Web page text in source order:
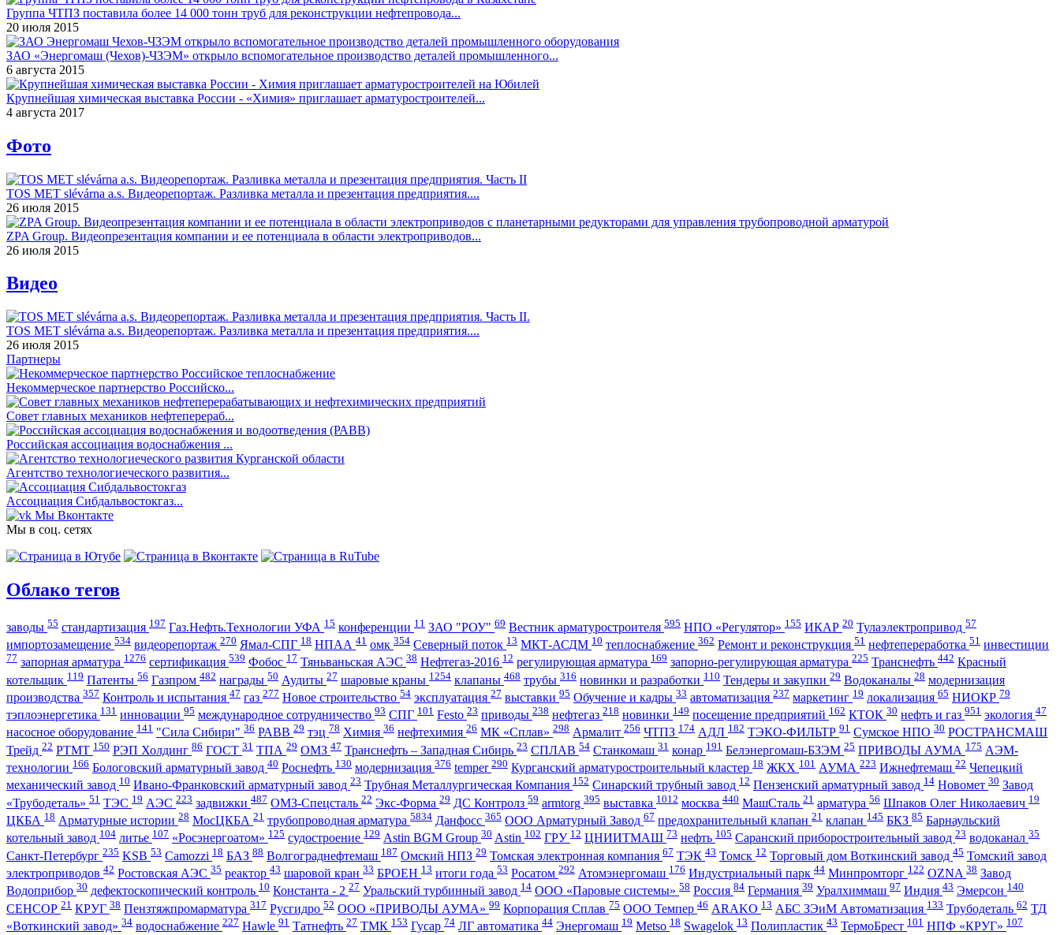
Группа ЧТПЗ поставила более 14 000 тонн труб для реконструкции нефтепровода...
20 июля 2015
ЗАО «Энергомаш (Чехов)-ЧЗЭМ» открыло вспомогательное производство деталей промышленного...
6 августа 2015
Крупнейшая химическая выставка России - «Химия» приглашает арматуростроителей...
4 августа 2017
Фото
TOS MET slévárna a.s. Видеорепортаж. Разливка металла и презентация предприятия....
26 июля 2015
ZPA Group. Видеопрезентация компании и ее потенциала в области электроприводов...
26 июля 2015
Видео
TOS MET slévárna a.s. Видеорепортаж. Разливка металла и презентация предприятия....
26 июля 2015
Партнеры
Некоммерческое партнерство Российско...
Совет главных механиков нефтеперераб...
Российская ассоциация водоснабжения ...
Агентство технологиеческого развития...
Ассоциация Сибдальвостокгаз...
Мы Вконтакте
Мы в соц. сетях
Облако тегов
заводы 55 стандартизация 197 Газ.Нефть.Технологии УФА 15 конференции 11 ЗАО "РОУ" 69 Вестник арматуростроителя 595 НПО «Регулятор» 155 ИКАР 20 Тулаэлектропривод 57
импортозамещение 534 видеорепортаж 270 Ямал-СПГ 18 НПАА 41 омк 354 Северный поток 13 МКТ-АСДМ 10 теплоснабжение 362 Ремонт и реконструкция 51 нефтепереработка 51 инвестиции
77 запорная арматура 1276 сертификация 539 Фобос 17 Тяньваньская АЭС 38 Нефтегаз-2016 12 регулирующая арматура 169 запорно-регулирующая арматура 225 Транснефть 442 Красный
котельщик 119 Патенты 56 Газпром 482 награды 50 Аудиты 27 шаровые краны 1254 клапаны 468 трубы 316 новинки и разработки 110 Тендеры и закупки 29 Водоканалы 28 модернизация
производства 357 Контроль и испытания 47 газ 277 Новое строительство 54 эксплуатация 27 выставки 95 Обучение и кадры 33 автоматизация 237 маркетинг 19 локализация 65 НИОКР 79
тэплоэнергетика 131 инновации 95 международное сотрудничество 93 СПГ 101 Festo 23 приводы 238 нефтегаз 218 новинки 149 посещение предприятий 162 КТОК 30 нефть и газ 951 экология 47
насосное оборудование 141 "Сила Сибири" 36 РАВВ 29 тэц 78 Химия 36 нефтехимия 26 МК «Сплав» 298 Армалит 256 ЧТПЗ 174 АДЛ 182 ТЭКО-ФИЛЬТР 91 Сумское НПО 30 РОСТРАНСМАШ
Трейд 22 РТМТ 150 РЭП Холдинг 86 ГОСТ 31 ТПА 29 ОМЗ 47 Транснефть – Западная Сибирь 23 СПЛАВ 54 Станкомаш 31 конар 191 Белэнергомаш-БЗЭМ 25 ПРИВОДЫ АУМА 175 АЭМ-
технологии 166 Бологовский арматурный завод 40 Роснефть 130 модернизация 376 temper 290 Курганский арматуростроительный кластер 18 ЖКХ 101 АУМА 223 Ижнефтемаш 22 Чепецкий
механический завод 10 Ивано-Франковский арматурный завод 23 Трубная Металлургическая Компания 152 Синарский трубный завод 12 Пензенский арматурный завод 14 Новомет 30 Завод
«Трубодеталь» 51 ТЭС 19 АЭС 223 задвижки 487 ОМЗ-Спецсталь 22 Экс-Форма 29 ДС Контролз 59 armtorg 395 выставка 1012 москва 440 МашСталь 21 арматура 56 Шпаков Олег Николаевич 19
ЦКБА 18 Арматурные истории 28 МосЦКБА 21 трубопроводная арматура 5834 Данфосс 365 ООО Арматурный Завод 67 предохранительный клапан 21 клапан 145 БКЗ 85 Барнаульский
котельный завод 104 литье 107 «Росэнергоатом» 125 судостроение 129 Astin BGM Group 30 Astin 102 ГРУ 12 ЦНИИТМАШ 73 нефть 105 Саранский приборостроительный завод 23 водоканал 35
Санкт-Петербург 235 KSB 53 Camozzi 18 БАЗ 88 Волгограднефтемаш 187 Омский НПЗ 29 Томская электронная компания 67 ТЭК 43 Томск 12 Торговый дом Воткинский завод 45 Томский завод
электроприводов 42 Ростовская АЭС 35 реактор 43 шаровой кран 33 БРОЕН 13 итоги года 53 Росатом 292 Атомэнергомаш 176 Индустриальный парк 44 Минпромторг 122 OZNA 38 Завод
Водоприбор 30 дефектоскопический контроль 10 Константа - 2 27 Уральский турбинный завод 14 ООО «Паровые системы» 58 Россия 84 Германия 39 Уралхиммаш 97 Индия 43 Эмерсон 140
СЕНСОР 21 КРУГ 38 Пензтяжпромарматура 317 Русгидро 52 ООО «ПРИВОДЫ АУМА» 99 Корпорация Сплав 75 ООО Темпер 46 ARAKO 13 АБС ЗЭиМ Автоматизация 133 Трубодеталь 62 ТД
«Воткинский завод» 34 водоснабжение 227 Hawle 91 Татнефть 27 ТМК 153 Гусар 74 ЛГ автоматика 44 Энергомаш 19 Metso 18 Swagelok 13 Полипластик 43 ТермоБрест 101 НПФ «КРУГ» 107